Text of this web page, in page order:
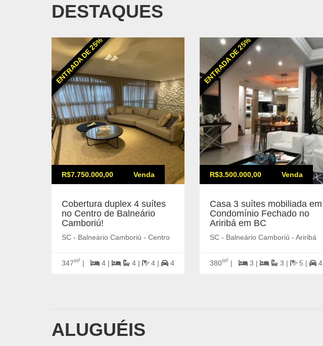
DESTAQUES
ENTRADA DE 25%
R$7.750.000,00 Venda
Cobertura duplex 4 suítes
no Centro de Balneário
Camboriú!
SC - Balneário Camboriú - Centro
347m² | 4 | 4 | 4 | 4
ENTRADA DE 25%
R$3.500.000,00 Venda
Casa 3 suítes mobiliada em
Condomínio Fechado no
Ariribá em BC
SC - Balneário Camboriú - Ariribá
380m² | 3 | 3 | 5 | 4
ALUGUÉIS